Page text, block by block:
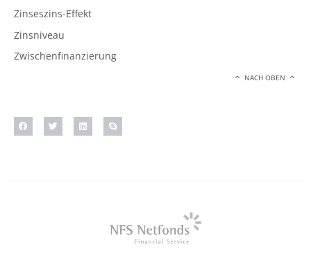
Zinseszins-Effekt
Zinsniveau
Zwischenfinanzierung
NACH OBEN